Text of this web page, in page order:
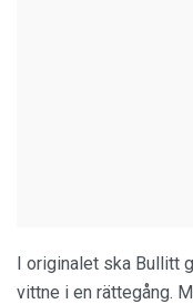
I originalet ska Bullitt
vittne i en rättegång.